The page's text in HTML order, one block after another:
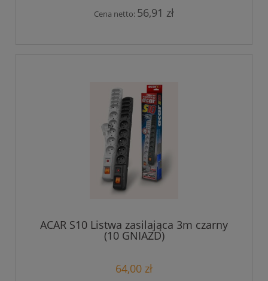
Cena netto: 56,91 zł
ACAR S10 Listwa zasilająca 3m czarny
(10 GNIAZD)
64,00 zł